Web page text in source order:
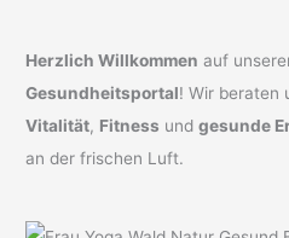
Herzlich Willkommen auf
Gesundheitsportal! Wir beraten
Vitalität, Fitness undgesunde
an der frischen Luft.